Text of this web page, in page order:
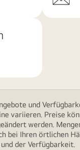
und
variieren. Preise
werden.
bei Ihren örtlichen
der Verfügbarkeit.